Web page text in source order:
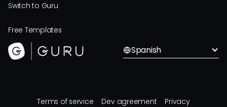
Switch to Guru
Free Templates
Spanish
Terms of service Dev agreement Privacy